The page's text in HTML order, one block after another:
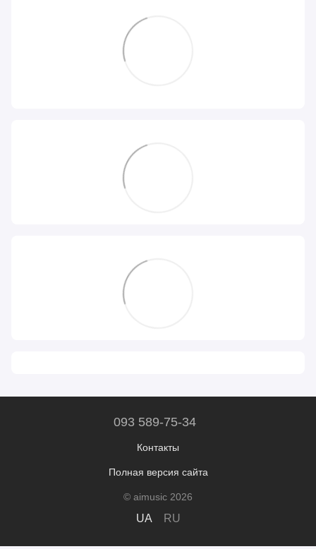
093 589-75-34
Контакты
Полная версия сайта
© aimusic 2026
UA RU